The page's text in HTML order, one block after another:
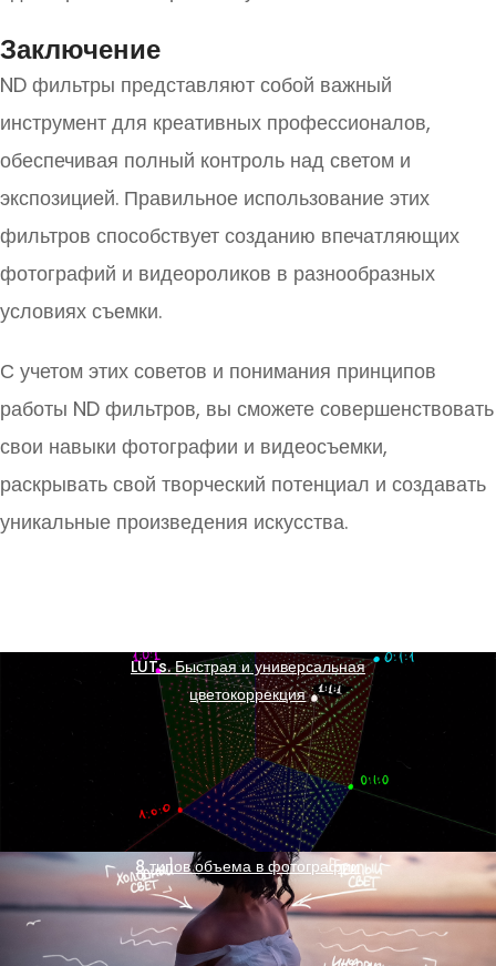
Заключение
ND фильтры представляют собой важный
инструмент для креативных профессионалов,
обеспечивая полный контроль над светом и
экспозицией. Правильное использование этих
фильтров способствует созданию впечатляющих
фотографий и видеороликов в разнообразных
условиях съемки.
С учетом этих советов и понимания принципов
работы ND фильтров, вы сможете совершенствовать
свои навыки фотографии и видеосъемки,
раскрывать свой творческий потенциал и создавать
уникальные произведения искусства.
LUTs. Быстрая и универсальная
цветокоррекция
8 типов объема в фотографии